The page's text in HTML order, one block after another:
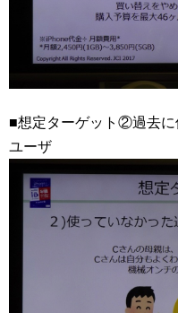
■想定ターゲット②過去に
ユーザ